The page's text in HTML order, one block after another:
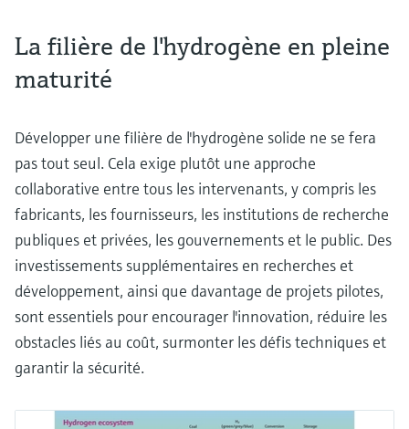
La filière de l'hydrogène en pleine
maturité
Développer une filière de l'hydrogène solide ne se fera
pas tout seul. Cela exige plutôt une approche
collaborative entre tous les intervenants, y compris les
fabricants, les fournisseurs, les institutions de recherche
publiques et privées, les gouvernements et le public. Des
investissements supplémentaires en recherches et
développement, ainsi que davantage de projets pilotes,
sont essentiels pour encourager l'innovation, réduire les
obstacles liés au coût, surmonter les défis techniques et
garantir la sécurité.